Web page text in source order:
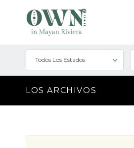
Todos Los Estados
LOS ARCHIVOS